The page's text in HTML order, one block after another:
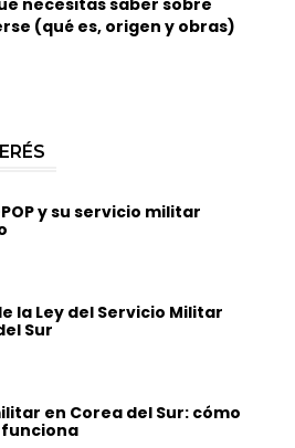
necesitas saber sobre
(qué es, origen y obras)
y su servicio militar
la Ley del Servicio Militar
Sur
en Corea del Sur: cómo
funciona